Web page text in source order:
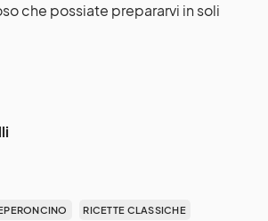
che possiate prepararvi in soli
RICETTE CLASSICHE